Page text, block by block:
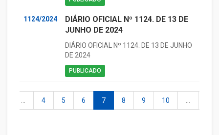
1124/2024
DIÁRIO OFICIAL Nº 1124. DE 13 DE
JUNHO DE 2024
DIÁRIO OFICIAL Nº 1124. DE 13 DE JUNHO
DE 2024
PUBLICADO
4 5 6 7 8 9 10